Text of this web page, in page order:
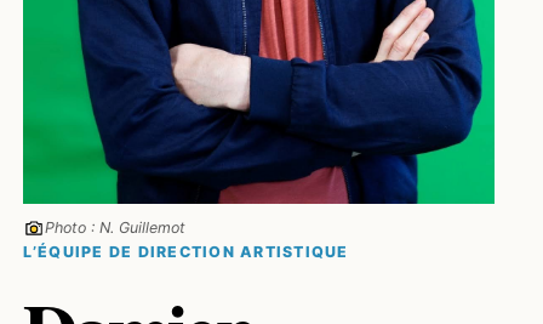
Photo : N. Guillemot
L’ÉQUIPE DE DIRECTION ARTISTIQUE